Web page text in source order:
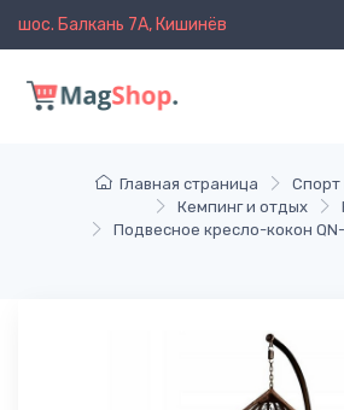
шос. Балкань 7A, Кишинёв
Главная страница
Спорт
Кемпинг и отдых
Подвесное кресло-кокон